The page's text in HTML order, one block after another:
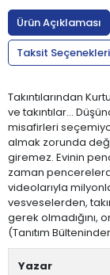
Ürün Açıklaması
Taksit Seçenekleri
Takıntılarından
ve takıntılar...
misafirleri
almak zorunda
giremez. Evinin
zaman
videolarıyla
vesveselerden,
gerek olmadığını,
(Tanıtım
Yazar